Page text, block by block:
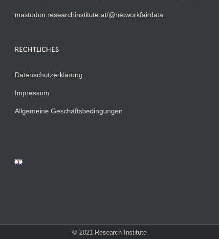
mastodon.researchinstitute.at/@networkfairdata
RECHTLICHES
Datenschutzerklärung
Impressum
Allgemeine Geschäftsbedingungen
© 2021 Research Institute